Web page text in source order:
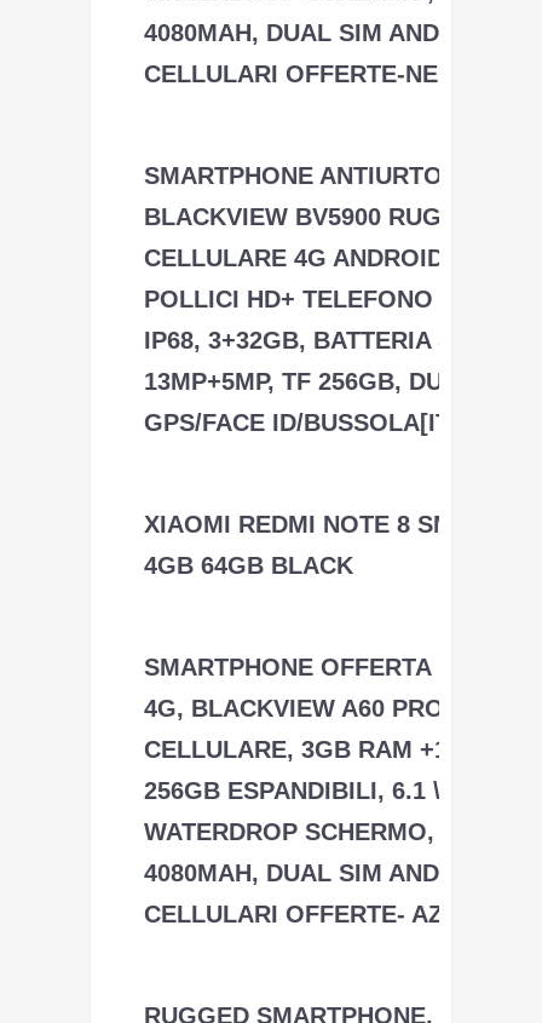
4080MAH, DUAL SIM ANDROID 9
CELLULARI OFFERTE-NERO
SMARTPHONE ANTIURTO,
BLACKVIEW BV5900 RUGGED
CELLULARE 4G ANDROID 9.0, 5.7
POLLICI HD+ TELEFONO
IP68, 3+32GB, BATTERIA
13MP+5MP, TF 256GB, DUAL SIM,
GPS/FACE ID/BUSSOLA[ITALIA]
XIAOMI REDMI NOTE 8
4GB 64GB BLACK
SMARTPHONE OFFERTA DEL
4G, BLACKVIEW A60 PRO
CELLULARE, 3GB RAM +16GB
256GB ESPANDIBILI, 6.1 \'\'HD
WATERDROP SCHERMO,
4080MAH, DUAL SIM ANDROID 9
CELLULARI OFFERTE- AZZURRO
RUGGED SMARTPHONE,